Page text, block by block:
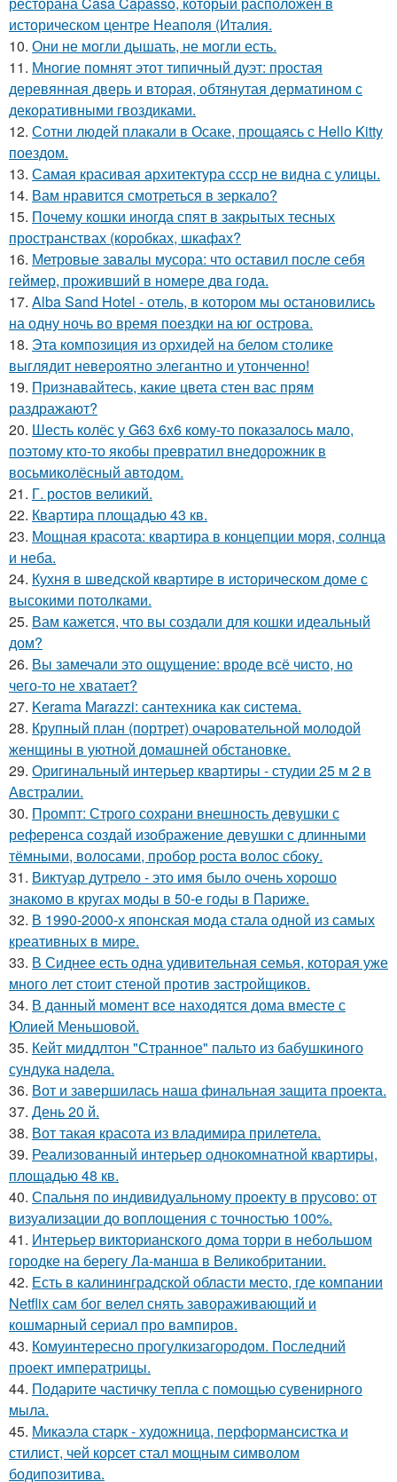
историческом центре Неаполя (Италия.
10. Они не могли дышать, не могли есть.
11. Многие помнят этот типичный дуэт: простая
деревянная дверь и вторая, обтянутая дерматином с
декоративными гвоздиками.
12. Сотни людей плакали в Осаке, прощаясь с Hello Kitty
поездом.
13. Самая красивая архитектура ссср не видна с улицы.
14. Вам нравится смотреться в зеркало?
15. Почему кошки иногда спят в закрытых тесных
пространствах (коробках, шкафах?
16. Метровые завалы мусора: что оставил после себя
геймер, проживший в номере два года.
17. Alba Sand Hotel - отель, в котором мы остановились
на одну ночь во время поездки на юг острова.
18. Эта композиция из орхидей на белом столике
выглядит невероятно элегантно и утонченно!
19. Признавайтесь, какие цвета стен вас прям
раздражают?
20. Шесть колёс у G63 6x6 кому-то показалось мало,
поэтому кто-то якобы превратил внедорожник в
восьмиколёсный автодом.
21. Г. ростов великий.
22. Квартира площадью 43 кв.
23. Мощная красота: квартира в концепции моря, солнца
и неба.
24. Кухня в шведской квартире в историческом доме с
высокими потолками.
25. Вам кажется, что вы создали для кошки идеальный
дом?
26. Вы замечали это ощущение: вроде всё чисто, но
чего-то не хватает?
27. Kerama Marazzi: сантехника как система.
28. Крупный план (портрет) очаровательной молодой
женщины в уютной домашней обстановке.
29. Оригинальный интерьер квартиры - студии 25 м 2 в
Австралии.
30. Промпт: Строго сохрани внешность девушки с
референса создай изображение девушки с длинными
тёмными, волосами, пробор роста волос сбоку.
31. Виктуар дутрело - это имя было очень хорошо
знакомо в кругах моды в 50-е годы в Париже.
32. В 1990-2000-х японская мода стала одной из самых
креативных в мире.
33. В Сиднее есть одна удивительная семья, которая уже
много лет стоит стеной против застройщиков.
34. В данный момент все находятся дома вместе с
Юлией Меньшовой.
35. Кейт миддлтон "Странное" пальто из бабушкиного
сундука надела.
36. Вот и завершилась наша финальная защита проекта.
37. День 20 й.
38. Вот такая красота из владимира прилетела.
39. Реализованный интерьер однокомнатной квартиры,
площадью 48 кв.
40. Спальня по индивидуальному проекту в прусово: от
визуализации до воплощения с точностью 100%.
41. Интерьер викторианского дома торри в небольшом
городке на берегу Ла-манша в Великобритании.
42. Есть в калининградской области место, где компании
Netflix сам бог велел снять завораживающий и
кошмарный сериал про вампиров.
43. Комуинтересно прогулкизагородом. Последний
проект императрицы.
44. Подарите частичку тепла с помощью сувенирного
мыла.
45. Микаэла старк - художница, перформансистка и
стилист, чей корсет стал мощным символом
бодипозитива.